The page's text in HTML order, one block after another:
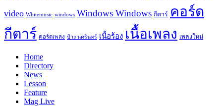
video Whitemusic windows Windows Windows กีตาร์ คอร์ด
กีตาร์ คอร์ดเพลง ป้าง นครินทร์ เนื้อร้อง เนื้อเพลง เพลงใหม่
Home
Directory
News
Lesson
Feature
Mag Live